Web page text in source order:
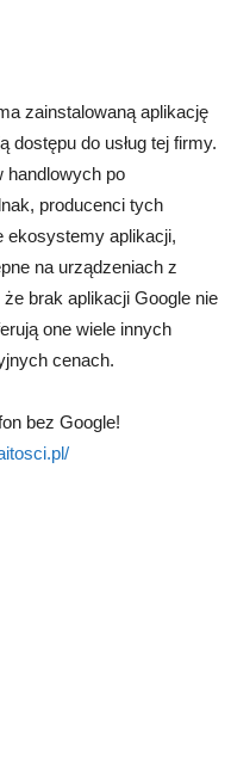
zainstalowaną aplikację
dostępu do usług tej firmy.
handlowych po
producenci tych
ekosystemy aplikacji,
na urządzeniach z
brak aplikacji Google nie
one wiele innych
cenach.
bez Google!